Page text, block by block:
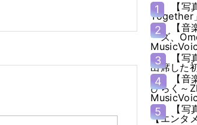
1
【
Together
2
【
ーズ、
3
【
出席した
4
【
ひらく～
5
【
【エンタメ